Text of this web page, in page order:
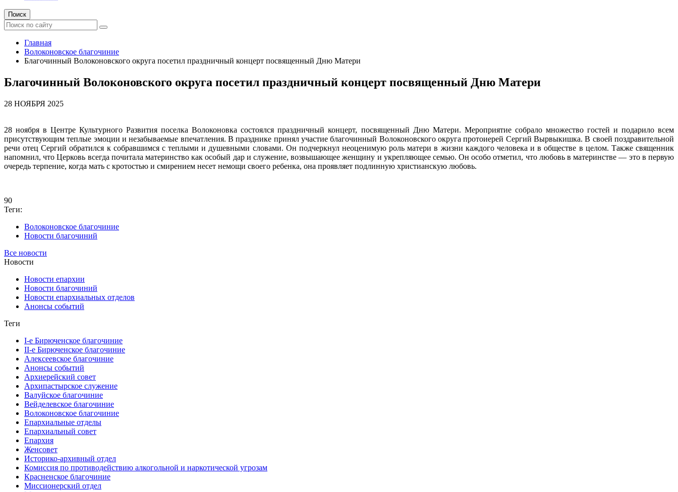
Поиск
Главная
Волоконовское благочиние
Благочинный Волоконовского округа посетил праздничный концерт посвященный Дню Матери
Благочинный Волоконовского округа посетил праздничный концерт посвященный Дню Матери
28 НОЯБРЯ 2025
28 ноября в Центре Культурного Развития поселка Волоконовка состоялся праздничный концерт, посвященный Дню Матери. Мероприятие собрало множество гостей и подарило всем
присутствующим теплые эмоции и незабываемые впечатления. В празднике принял участие благочинный Волоконовского округа протоиерей Сергий Вырвыкишка. В своей поздравительной
речи отец Сергий обратился к собравшимся с теплыми и душевными словами. Он подчеркнул неоценимую роль матери в жизни каждого человека и в обществе в целом. Также священник
напомнил, что Церковь всегда почитала материнство как особый дар и служение, возвышающее женщину и укрепляющее семью. Он особо отметил, что любовь в материнстве — это в первую
очередь терпение, когда мать с кротостью и смирением несет немощи своего ребенка, она проявляет подлинную христианскую любовь.
90
Теги:
Волоконовское благочиние
Новости благочиний
Все новости
Новости
Новости епархии
Новости благочиний
Новости епархиальных отделов
Анонсы событий
Теги
I-е Бирюченское благочиние
II-е Бирюченское благочиние
Алексеевское благочиние
Анонсы событий
Архиерейский совет
Архипастырское служение
Валуйское благочиние
Вейделевское благочиние
Волоконовское благочиние
Епархиальные отделы
Епархиальный совет
Епархия
Женсовет
Историко-архивный отдел
Комиссия по противодействию алкогольной и наркотической угрозам
Красненское благочиние
Миссионерский отдел